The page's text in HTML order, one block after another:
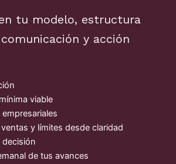
tu modelo, estructura
y acción
viable
y límites desde claridad
decisión
de tus avances